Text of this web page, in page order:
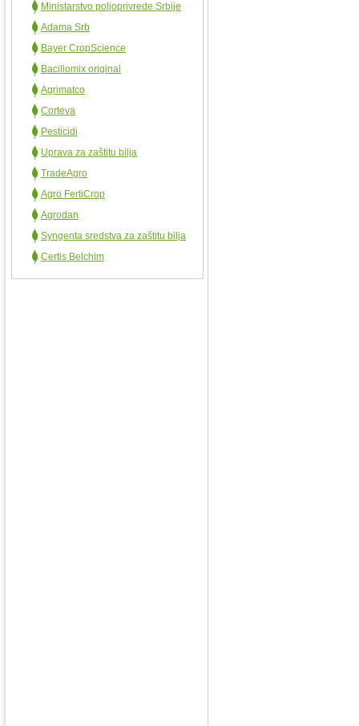
Ministarstvo poljoprivrede Srbije
Adama Srb
Bayer CropScience
Bacillomix original
Agrimatco
Corteva
Pesticidi
Uprava za zaštitu bilja
TradeAgro
Agro FertiCrop
Agrodan
Syngenta sredstva za zaštitu bilja
Certis Belchim